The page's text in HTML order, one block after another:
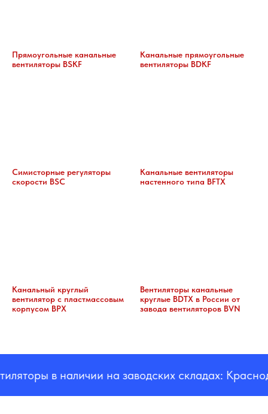
Прямоугольные канальные
вентиляторы BSKF
Канальные прямоугольные
вентиляторы BDKF
Симисторные регуляторы
скорости BSC
Канальные вентиляторы
настенного типа BFTX
Канальный круглый
вентилятор с пластмассовым
корпусом BPX
Вентиляторы канальные
круглые BDTX в России от
завода вентиляторов BVN
в наличии на заводских складах: